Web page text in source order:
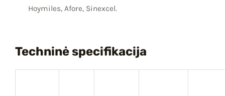
Hoymiles, Afore, Sinexcel.
Techninė specifikacija